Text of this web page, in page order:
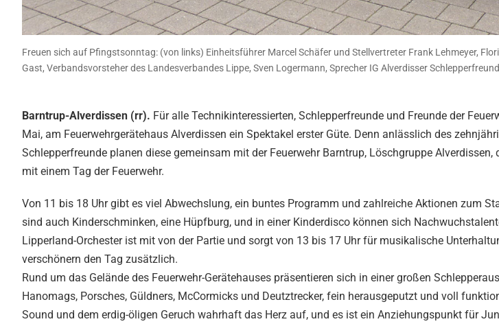
Freuen sich auf Pfingstsonntag: (von links) Einheitsführer Marcel Schäfer und Stellvertreter Frank Lehmeyer,
Gast, Verbandsvorsteher des Landesverbandes Lippe, Sven Logermann, Sprecher IG Alverdisser
Barntrup-Alverdissen (rr). Für alle Technikinteressierten, Schlepperfreunde und Freunde der
Mai, am Feuerwehrgerätehaus Alverdissen ein Spektakel erster Güte. Denn anlässlich des
Schlepperfreunde planen diese gemeinsam mit der Feuerwehr Barntrup, Löschgruppe
mit einem Tag der Feuerwehr.
Von 11 bis 18 Uhr gibt es viel Abwechslung, ein buntes Programm und zahlreiche Aktionen zum
sind auch Kinderschminken, eine Hüpfburg, und in einer Kinderdisco können sich
Lipperland-Orchester ist mit von der Partie und sorgt von 13 bis 17 Uhr für musikalische
verschönern den Tag zusätzlich.
Rund um das Gelände des Feuerwehr-Gerätehauses präsentieren sich in einer großen
Hanomags, Porsches, Güldners, McCormicks und Deutztrecker, fein herausgeputzt und voll
Sound und dem erdig-öligen Geruch wahrhaft das Herz auf, und es ist ein Anziehungspunkt für